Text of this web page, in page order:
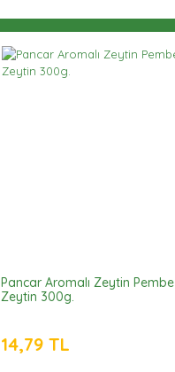
Pancar Aromalı Zeytin Pembe
Zeytin 300g.
14,79 TL